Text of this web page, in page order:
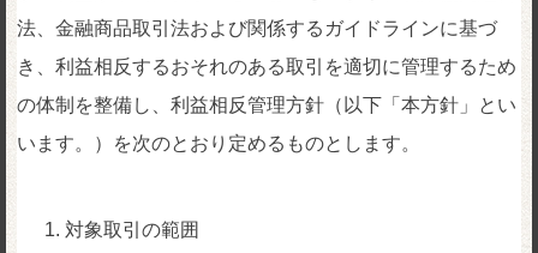
法、金融商品取引法および関係するガイドラインに基づ
き、利益相反するおそれのある取引を適切に管理するため
の体制を整備し、利益相反管理方針（以下「本方針」とい
います。）を次のとおり定めるものとします。
対象取引の範囲